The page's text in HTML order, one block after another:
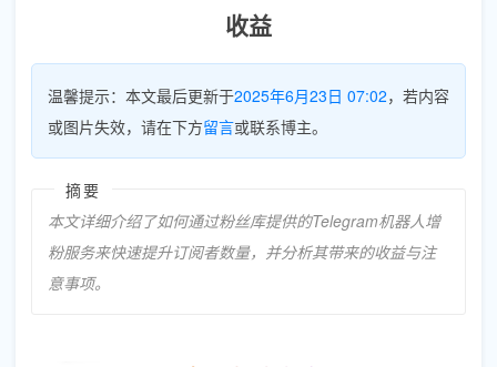
收益
温馨提示：本文最后更新于2025年6月23日 07:02，若内容
或图片失效，请在下方留言或联系博主。
摘要
本文详细介绍了如何通过粉丝库提供的Telegram机器人增
粉服务来快速提升订阅者数量，并分析其带来的收益与注
意事项。